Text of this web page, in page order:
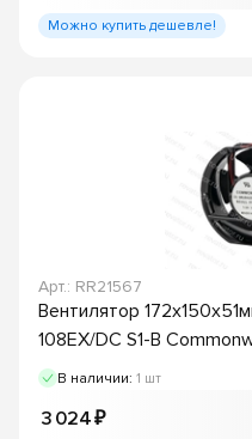
Можно купить дешевле!
Арт.: RR21567
Вентилятор
108EX/DC S1-B
В наличии: 1 шт
3 024 ₽